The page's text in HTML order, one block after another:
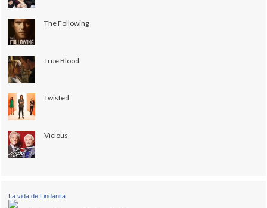
The Following
True Blood
Twisted
Vicious
La vida de Lindanita